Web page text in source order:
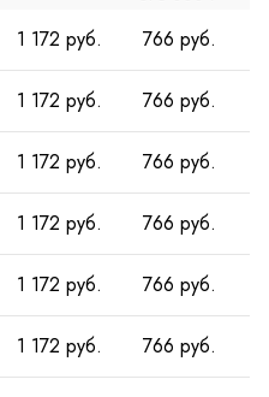
1 172 руб. 766 руб.
1 172 руб. 766 руб.
1 172 руб. 766 руб.
1 172 руб. 766 руб.
1 172 руб. 766 руб.
1 172 руб. 766 руб.